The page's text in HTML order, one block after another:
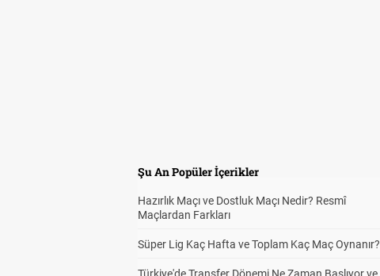
Şu An Popüler İçerikler
Hazırlık Maçı ve Dostluk Maçı Nedir? Resmî
Maçlardan Farkları
Süper Lig Kaç Hafta ve Toplam Kaç Maç Oynanır?